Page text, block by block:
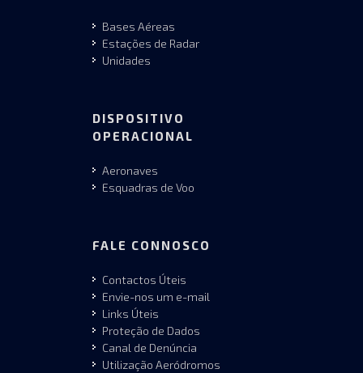
Bases Aéreas
Estações de Radar
Unidades
DISPOSITIVO
OPERACIONAL
Aeronaves
Esquadras de Voo
FALE CONNOSCO
Contactos Úteis
Envie-nos um e-mail
Links Úteis
Proteção de Dados
Canal de Denúncia
Utilização Aeródromos